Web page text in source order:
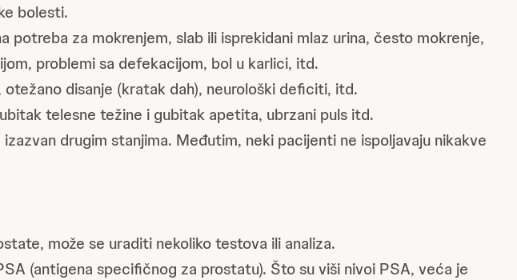
bolesti.
potreba za mokrenjem, slab ili isprekidani mlaz urina, često mokrenje,
problemi sa defekacijom, bol u karlici, itd.
disanje (kratak dah), neurološki deficiti, itd.
telesne težine i gubitak apetita, ubrzani puls itd.
drugim stanjima. Međutim, neki pacijenti ne ispoljavaju nikakve
može se uraditi nekoliko testova ili analiza.
(antigena specifičnog za prostatu). Što su viši nivoi PSA, veća je